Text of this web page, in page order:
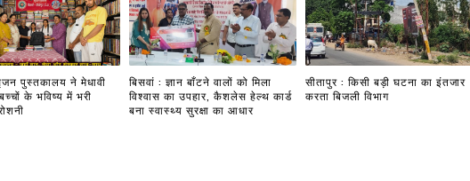
पुस्तकालय ने मेधावी
के भविष्य में भरी
बिसवां : ज्ञान बाँटने वालों को मिला
विश्वास का उपहार, कैशलेस हेल्थ कार्ड
बना स्वास्थ्य सुरक्षा का आधार
सीतापुर : किसी बड़ी घटना का इंतजार
करता बिजली विभाग